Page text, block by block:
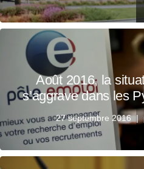
Août 2016, la
s’aggrave dans les
27 septembre 2016